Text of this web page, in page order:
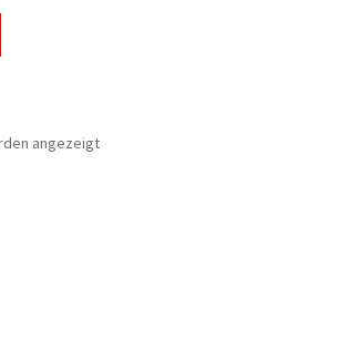
angezeigtNach